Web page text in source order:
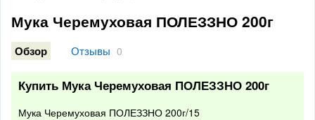
Мука Черемуховая ПОЛЕЗЗНО 200г
Обзор Отзывы 0
Купить Мука Черемуховая ПОЛЕЗЗНО 200г
Мука Черемуховая ПОЛЕЗЗНО 200г/15